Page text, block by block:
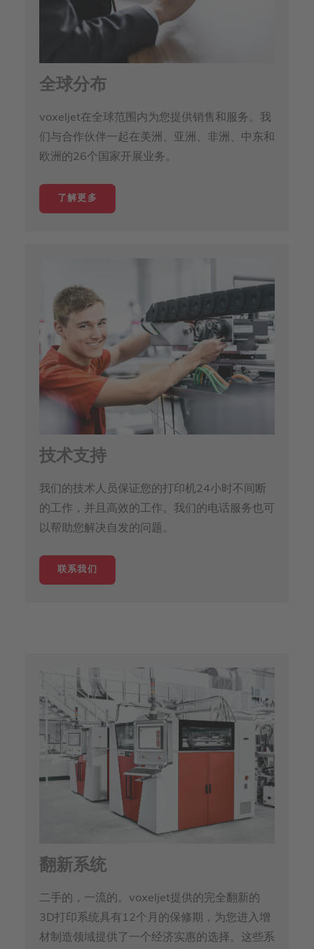
全球分布
voxeljet在全球范围内为您提供销售和服务。我
们与合作伙伴一起在美洲、亚洲、非洲、中东和
欧洲的26个国家开展业务。
了解更多
技术支持
我们的技术人员保证您的打印机24小时不间断
的工作，并且高效的工作。我们的电话服务也可
以帮助您解决自发的问题。
联系我们
翻新系统
二手的，一流的。voxeljet提供的完全翻新的
3D打印系统具有12个月的保修期，为您进入增
材制造领域提供了一个经济实惠的选择。这些系